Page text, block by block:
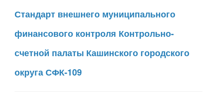
Стандарт внешнего муниципального
финансового контроля Контрольно-
счетной палаты Кашинского городского
округа СФК-109